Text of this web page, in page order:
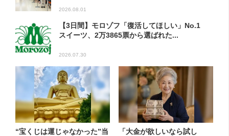
2026.08.01
【3日間】モロゾフ「復活してほしい」No.1
スイーツ、2万3865票から選ばれた...
2026.07.30
“宝くじは運じゃなかった”当
「大金が欲しいなら試し